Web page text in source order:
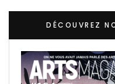
DÉCOUVREZ